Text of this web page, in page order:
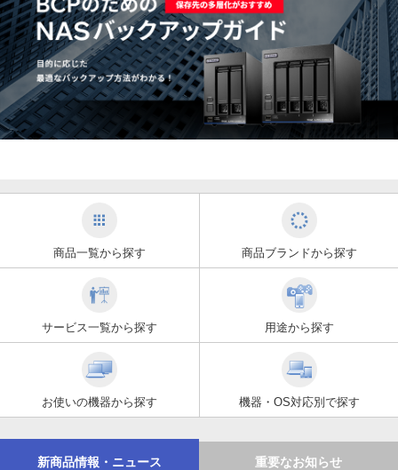
商品一覧から探す 商品ブランドから探す
サービス一覧から探す 用途から探す
お使いの機器から探す 機器・OS対応別で探す
新商品情報・ニュース 重要なお知らせ